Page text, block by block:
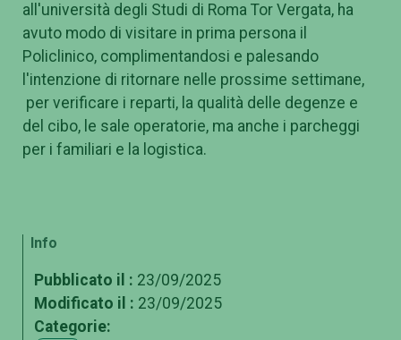
all'università degli Studi di Roma Tor Vergata, ha
avuto modo di visitare in prima persona il
Policlinico, complimentandosi e palesando
l'intenzione di ritornare nelle prossime settimane,
per verificare i reparti, la qualità delle degenze e
del cibo, le sale operatorie, ma anche i parcheggi
per i familiari e la logistica.
Info
Pubblicato il : 23/09/2025
Modificato il : 23/09/2025
Categorie: